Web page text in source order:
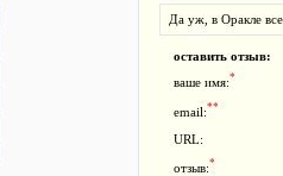
Да уж, в Оракле
оставить отзыв:
ваше имя:*
email:**
URL:
отзыв:*